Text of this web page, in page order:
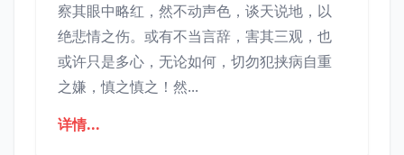
察其眼中略红，然不动声色，谈天说地，以
绝悲情之伤。或有不当言辞，害其三观，也
或许只是多心，无论如何，切勿犯挟病自重
之嫌，慎之慎之！然...
详情...